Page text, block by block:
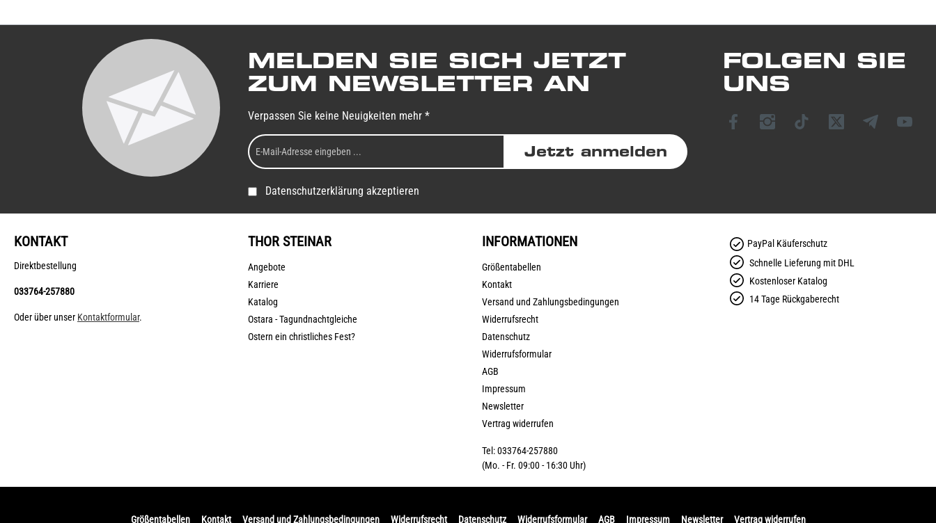
MELDEN SIE SICH JETZT
ZUM NEWSLETTER AN
Verpassen Sie keine Neuigkeiten mehr *
Jetzt anmelden
Datenschutzerklärung akzeptieren
FOLGEN SIE
UNS
KONTAKT
Direktbestellung
033764-257880
Oder über unser Kontaktformular.
THOR STEINAR
Angebote
Karriere
Katalog
Ostara - Tagundnachtgleiche
Ostern ein christliches Fest?
INFORMATIONEN
Größentabellen
Kontakt
Versand und Zahlungsbedingungen
Widerrufsrecht
Datenschutz
Widerrufsformular
AGB
Impressum
Newsletter
Vertrag widerrufen
Tel: 033764-257880
(Mo. - Fr. 09:00 - 16:30 Uhr)
PayPal Käuferschutz
Schnelle Lieferung mit DHL
Kostenloser Katalog
14 Tage Rückgaberecht
Größentabellen Kontakt Versand und Zahlungsbedingungen Widerrufsrecht Datenschutz Widerrufsformular AGB Impressum Newsletter Vertrag widerrufen